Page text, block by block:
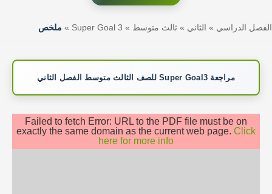
الفصل الدراسي » الثاني » ثالث متوسط »
Super Goal 3
» ملخص
مراجعة Super Goal3 للصف الثالث متوسط الفصل الثاني
Failed to fetch Error: URL to the PDF file must be on
exactly the same domain as the current web page. Click
here for more info